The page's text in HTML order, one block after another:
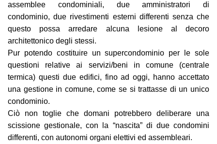
assemblee condominiali, due amministratori di
condominio, due rivestimenti esterni differenti senza che
questo possa arredare alcuna lesione al decoro
architettonico degli stessi.
Pur potendo costituire un supercondominio per le sole
questioni relative ai servizi/beni in comune (centrale
termica) questi due edifici, fino ad oggi, hanno accettato
una gestione in comune, come se si trattasse di un unico
condominio.
Ciò non toglie che domani potrebbero deliberare una
scissione gestionale, con la “nascita” di due condomini
differenti, con autonomi organi elettivi ed assembleari.